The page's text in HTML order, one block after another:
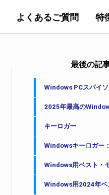
よくあるご質問 特
最後の記
Windows PCスパイソ
2025年最高の
キーロガー
Windowsキーロガー
Windows用ベスト・
Windows用2024年ベ